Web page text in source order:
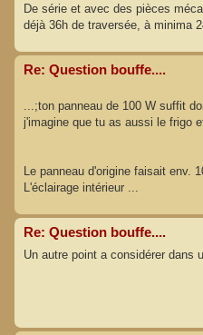
De série et avec des pièces
déjà 36h de traversée, à minima
Re: Question bouffe....
...;ton panneau de 100 W suffit
j'imagine que tu as aussi le frigo
Le panneau d'origine faisait env.
L'éclairage intérieur ...
Re: Question bouffe....
Un autre point a considérer dans